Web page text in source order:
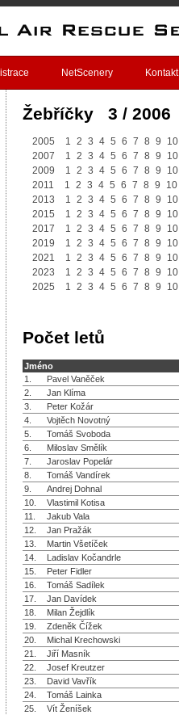
NetScenery Kontakt
Žebříčky 3 / 2006
2005 1 2 3 4 5 6 7 8 9 10
2007
1 2 3 4 5 6 7 8 9 10
2009
1 2 3 4 5 6 7 8 9 10
2011
1 2 3 4 5 6 7 8 9 10
2013
1 2 3 4 5 6 7 8 9 10
2015
1 2 3 4 5 6 7 8 9 10
2017
1 2 3 4 5 6 7 8 9 10
2019
1 2 3 4 5 6 7 8 9 10
2021
1 2 3 4 5 6 7 8 9 10
2023
1 2 3 4 5 6 7 8 9 10
2025
1 2 3 4 5 6 7 8 9 10
Počet letů
Jméno
1.
Pavel Vaněček
2.
Jan Klíma
3.
Peter Kožár
4.
Vojtěch Novotný
5.
Tomáš Svoboda
6.
Miloslav Smělík
7.
Jaroslav Popelár
8.
Tomáš Vandírek
9.
Andrej Dohnal
10.
Vlastimil Kotisa
11.
Jakub Vala
12.
Jan Pražák
13.
Martin Všetíček
14.
Ladislav Kočandrle
15.
Peter Fidler
16.
Tomáš Sadílek
17.
Jan Davídek
18.
Milan Žejdlík
19.
Zdeněk Čížek
20.
Michal Krechowski
21.
Jiří Masník
22.
Josef Kreutzer
23.
David Vavřík
24.
Tomáš Lainka
25.
Vít Ženíšek